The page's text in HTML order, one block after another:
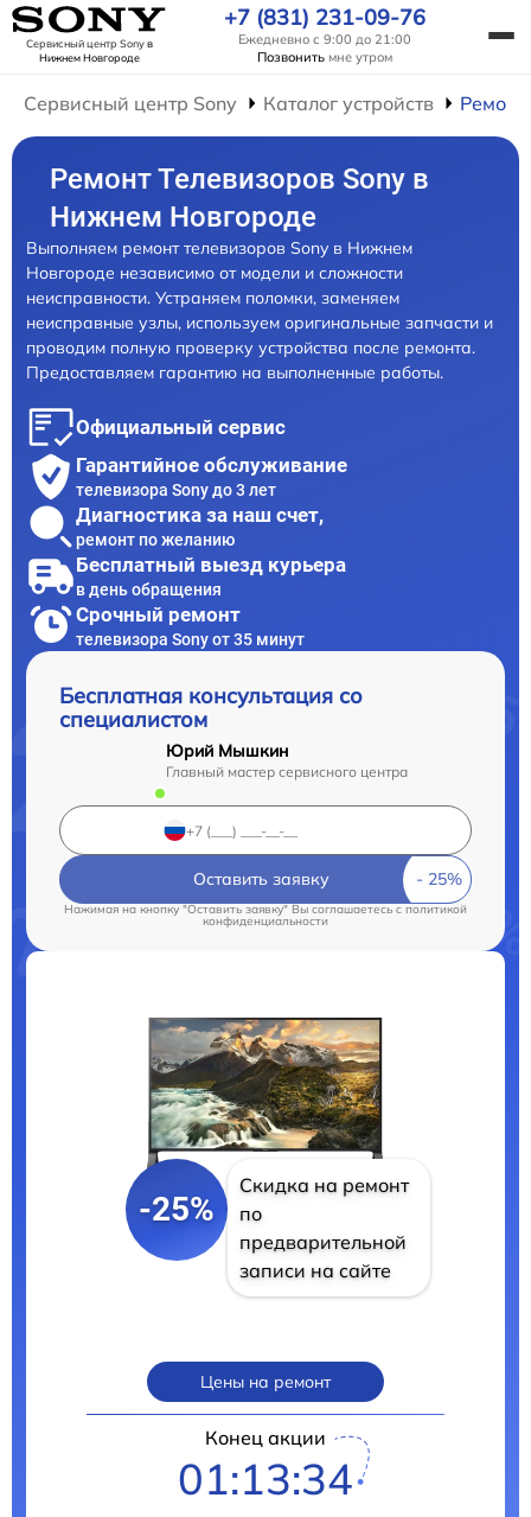
Сервисный центр Sonyв
Нижнем Новгороде
+7 (831) 231-09-76
Ежедневно с 9:00 до 21:00
Позвонить мне утром
Сервисный центр Sony Каталог устройств Ремонт
Ремонт Телевизоров Sony в
Нижнем Новгороде
Выполняем ремонт телевизоров Sony в Нижнем
Новгороде независимо от модели и сложности
неисправности. Устраняем поломки, заменяем
неисправные узлы, используем оригинальные запчасти и
проводим полную проверку устройства после ремонта.
Предоставляем гарантию на выполненные работы.
Официальный сервис
Гарантийное обслуживание
телевизора Sony до 3 лет
Диагностика за наш счет,
ремонт по желанию
Бесплатный выезд курьера
в день обращения
Срочный ремонт
телевизора Sony от 35 минут
Бесплатная консультация со
специалистом
Юрий Мышкин
Главный мастер сервисного центра
Оставить заявку
Нажимая на кнопку "Оставить заявку" Вы соглашаетесь cполитикой
конфиденциальности
-25%
Скидка на ремонт
по
предварительной
записи на сайте
Цены на ремонт
Конец акции
01:13:32